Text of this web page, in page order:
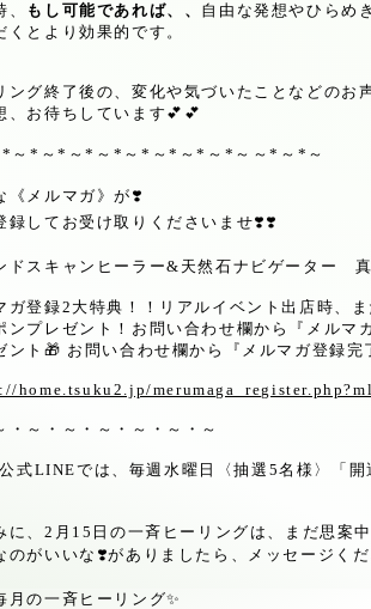
、 もし可能であれば、、 自由な発想やひらめ
くとより効果的です。
ング終了後の、変化や気づいたことなどの
、お待ちしています 💕💕
* ～* ～* ～* ～ * ～ * ～* ～* ～ * ～～* ～ * ～
《メルマガ》が ❣️
録してお受け取りくださいませ❣️❣️
ドスキャンヒーラー& 天然石ナビゲーター
ガ登録2 大特典！！リアルイベント出店時、
ンプレゼント！お問い合わせ欄から『メルマ
ント 🎁 お問い合わせ欄から『メルマガ登録完
home.tsuku2.jp/
・～・～・～・～・～・～
公式LINEでは、毎週水曜日〈抽選 5名様〉「開
に、 2 月 15 日の一斉ヒーリングは、まだ思案中
のがいいな ❣️がありましたら、メッセージく
月の一斉ヒーリング✨